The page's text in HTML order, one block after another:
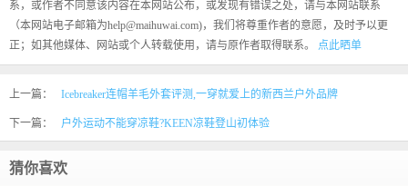
系，或作者不同意该内容在本网站公布，或发现有错误之处，请与本网站联系
（本网站电子邮箱为help@maihuwai.com)，我们将尊重作者的意愿，及时予以更
正；如其他媒体、网站或个人转载使用，请与原作者取得联系。 点此晒单
上一篇： Icebreaker连帽羊毛外套评测,一穿就爱上的新西兰户外品牌
下一篇： 户外运动不能穿凉鞋?KEEN凉鞋登山初体验
猜你喜欢